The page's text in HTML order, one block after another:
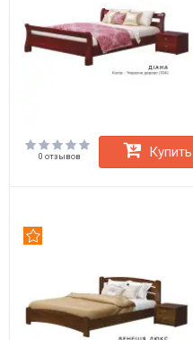
0 отзывов Купить